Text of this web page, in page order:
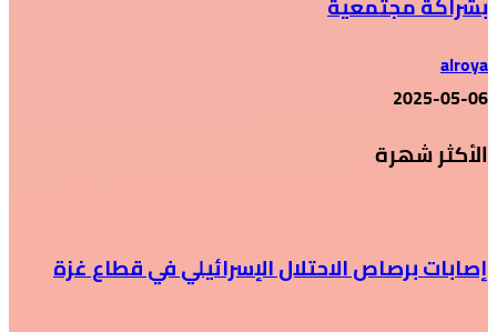
alroya
2025-05-06
الأكثر شهرة
إصابات برصاص الاحتلال الإسرائيلي في قطاع غزة